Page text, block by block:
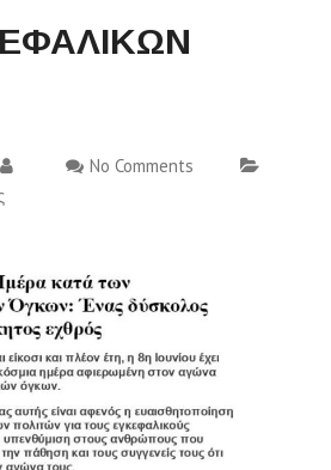
No Comments